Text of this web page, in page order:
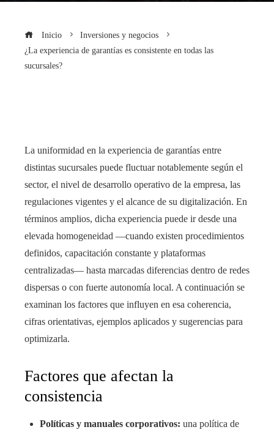
Inicio
Inversiones y negocios
¿La experiencia de garantías es consistente en todas las
sucursales?
La uniformidad en la experiencia de garantías entre
distintas sucursales puede fluctuar notablemente según el
sector, el nivel de desarrollo operativo de la empresa, las
regulaciones vigentes y el alcance de su digitalización. En
términos amplios, dicha experiencia puede ir desde una
elevada homogeneidad —cuando existen procedimientos
definidos, capacitación constante y plataformas
centralizadas— hasta marcadas diferencias dentro de redes
dispersas o con fuerte autonomía local. A continuación se
examinan los factores que influyen en esa coherencia,
cifras orientativas, ejemplos aplicados y sugerencias para
optimizarla.
Factores que afectan la
consistencia
Políticas y manuales corporativos: una política de